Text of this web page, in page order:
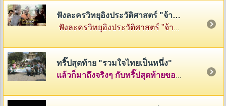
ฟังละครวิทยุอิงประวัติศาสตร์ "จ้าวสามแผ่นดิน"
ฟังละครวิทยุอิงประวัติศาสตร์ "จ้าวสามแผ่นดิน" เรื่องราวของสามกษัตริย์ผู้ยิ่งใหญ่แห่งสามแคว้น พ่อขุนรามคำแหง แห่งสุโขทัย พญามังราย แห่งหิรัญนครเงินยาง และพญางำเมือง แห่งภูกามยาว
ทริ๊ปสุดท้าย "รวมใจไทยเป็นหนึ่ง"
แล้วก็มาถึงจริงๆ กับทริ๊ปสุดท้ายของรายการ "รวมใจไทยเป็นหนึ่ง" ที่เต็มไปด้วยความสนุกสนานและความตรึงใจ คลุกเคล้าด้วยกับเสียงหัวเราะและร้องไห้ นำภาพมาฝากกันพอเลาๆ ในบ้านรังสิมันต์แห่งนี้ครับ แต่ถ้าอยากดูต่อ ก็คลิ๊กดูใต้ภาพในบทความได้เลยครับ